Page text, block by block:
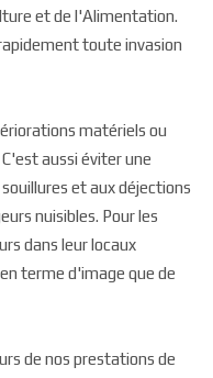
et de l'Alimentation.
toute invasion
matériels ou
aussi éviter une
et aux déjections
nuisibles. Pour les
dans leur locaux
terme d'image que de
de nos prestations de